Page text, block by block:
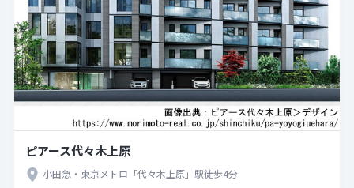
ピアース代々木上原
小田急・東京メトロ「代々木上原」駅徒歩4分